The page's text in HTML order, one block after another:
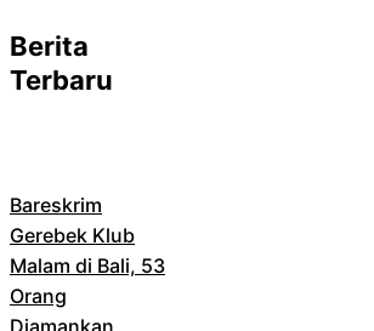
Berita
Terbaru
Bareskrim
Gerebek Klub
Malam di Bali, 53
Orang
Diamankan